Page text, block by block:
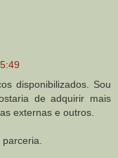
disponibilizados. Sou
de adquirir mais
externas e outros.